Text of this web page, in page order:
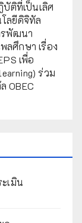
บัติที่เป็นเลิศ
ลยีดิจิทัล
รพัฒนา
ลศึกษา เรื่อง
เพื่อ
ร่วม
OBEC
เมิน